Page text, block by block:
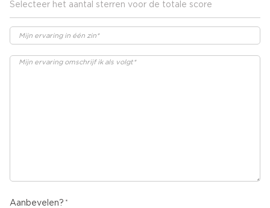
Selecteer het aantal sterren voor de totale score
Aanbevelen?